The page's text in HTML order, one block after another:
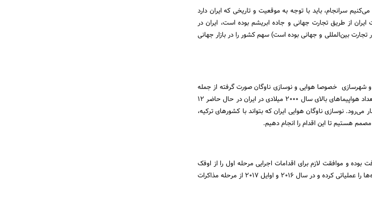
سرانجام، باید با توجه به موقعیت و تاریخی که ایران دارد
از طریق تجارت جهانی و جاده ابریشم بوده است، ایران در
تجارت بین‌المللی و جهانی بوده است) سهم کشور را در بازار جهانی
و شهرسازی خصوصا هوایی و نوسازی ناوگان صورت گرفته از جمله
اقدامات خوب و قابل قبول است. همانطور که می‌دانید تعداد هواپیماهای بالای سال 2000 میلادی در ایران در حال حاضر 12
نوسازی ناوگان هوایی ایران که بتواند با کشورهای ترکیه،
هستیم تا این اقدام را انجام دهیم.
و موافقت لازم برای اقدامات اجرایی مرحله اول را از اوفک
گرفته‌ایم گفت: امیدواریم تا با این شرایط بتوانیم این پروژه‌ها را عملیاتی کرده و در سال 2016 و اوایل 2017 از مرحله مذاکرات